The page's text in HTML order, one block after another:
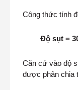
Công thức tính
Độ sụt =
Căn cứ vào độ
được phân chia